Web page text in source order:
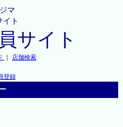
マ
イト
サイト
｜ 店舗検索
登録